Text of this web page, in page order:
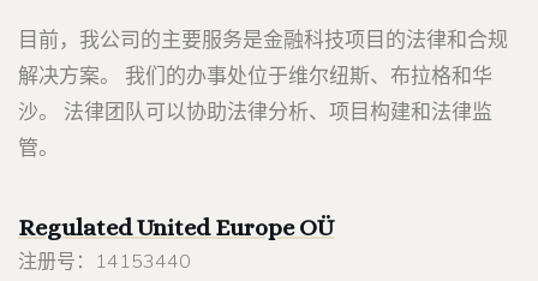
目前，我公司的主要服务是金融科技项目的法律和合规
解决方案。 我们的办事处位于维尔纽斯、布拉格和华
沙。 法律团队可以协助法律分析、项目构建和法律监
管。
Regulated United EuropeOÜ
注册号：14153440